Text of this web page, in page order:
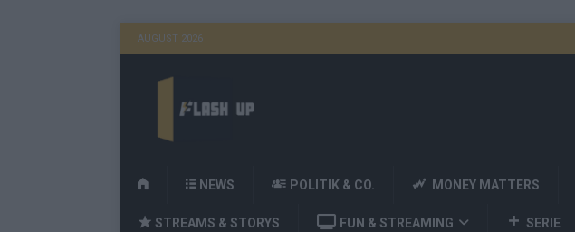
AUGUST 2026
H
M
NEWS POLITIK & CO. MONEY MATTERS
STREAMS & STORYS FUN & STREAMING SERIE